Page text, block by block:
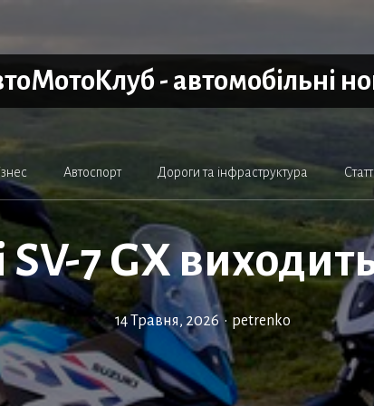
- автомобільні
Автоспорт Дороги та інфраструктура
7 GX
14 Травня, 2026 • petrenko